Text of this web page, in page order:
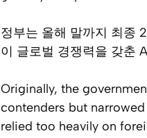
정부는 올해 말까지 최종
이 글로벌 경쟁력을 갖춘
Originally, the
contenders but
relied too heavily on